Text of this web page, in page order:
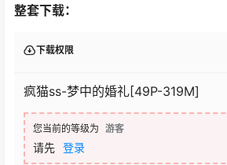
整套下载：
下载权限
疯猫ss-梦中的婚礼[49P-319M]
您当前的等级为 游客
请先 登录